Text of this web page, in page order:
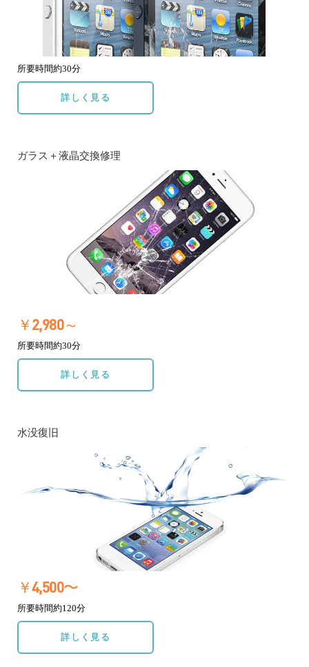
所要時間約30分
詳しく見る
ガラス＋液晶交換修理
￥2,980～
所要時間約30分
詳しく見る
水没復旧
￥4,500〜
所要時間約120分
詳しく見る